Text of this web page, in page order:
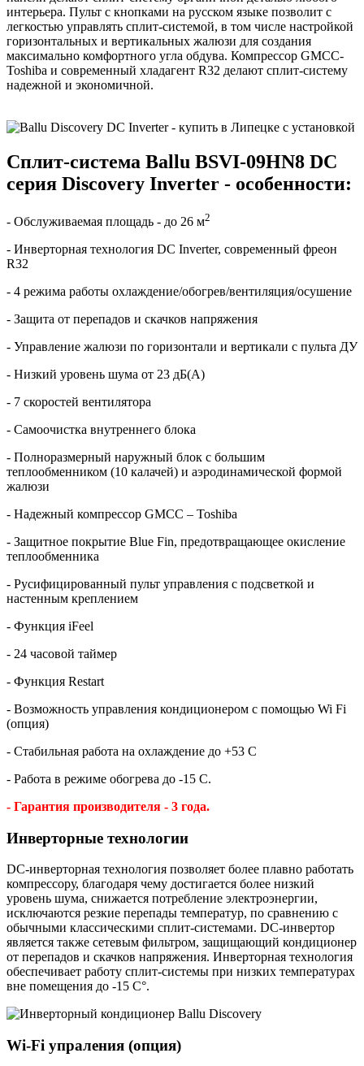
интерьера. Пульт с кнопками на русском языке позволит с
легкостью управлять сплит-системой, в том числе настройкой
горизонтальных и вертикальных жалюзи для создания
максимально комфортного угла обдува. Компрессор GMCC-
Toshiba и современный хладагент R32 делают сплит-систему
надежной и экономичной.
Сплит-система Ballu BSVI-09HN8 DC
серия Discovery Inverter - особенности:
- Обслуживаемая площадь - до 26 м2
- Инверторная технология DC Inverter, современный фреон
R32
- 4 режима работы охлаждение/обогрев/вентиляция/осушение
- Защита от перепадов и скачков напряжения
- Управление жалюзи по горизонтали и вертикали с пульта ДУ
- Низкий уровень шума от 23 дБ(А)
- 7 скоростей вентилятора
- Самоочистка внутреннего блока
- Полноразмерный наружный блок с большим
теплообменником (10 калачей) и аэродинамической формой
жалюзи
- Надежный компрессор GMCC – Toshiba
- Защитное покрытие Blue Fin, предотвращающее окисление
теплообменника
- Русифицированный пульт управления с подсветкой и
настенным креплением
- Функция iFeel
- 24 часовой таймер
- Функция Restart
- Возможность управления кондиционером с помощью Wi Fi
(опция)
- Стабильная работа на охлаждение до +53 С
- Работа в режиме обогрева до -15 С.
- Гарантия производителя - 3 года.
Инверторные технологии
DC-инверторная технология позволяет более плавно работать
компрессору, благодаря чему достигается более низкий
уровень шума, снижается потребление электроэнергии,
исключаются резкие перепады температур, по сравнению с
обычными классическими сплит-системами. DC-инвертор
является также сетевым фильтром, защищающий кондиционер
от перепадов и скачков напряжения. Инверторная технология
обеспечивает работу сплит-системы при низких температурах
вне помещения до -15 С°.
Wi-Fi упраления (опция)